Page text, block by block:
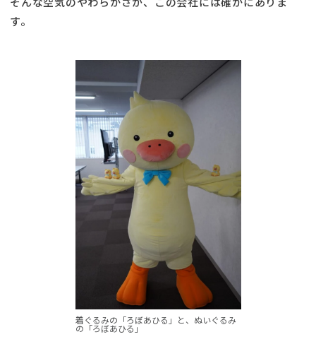
す。
着ぐるみの「ろぼあひる」と、ぬいぐるみ
の「ろぼあひる」